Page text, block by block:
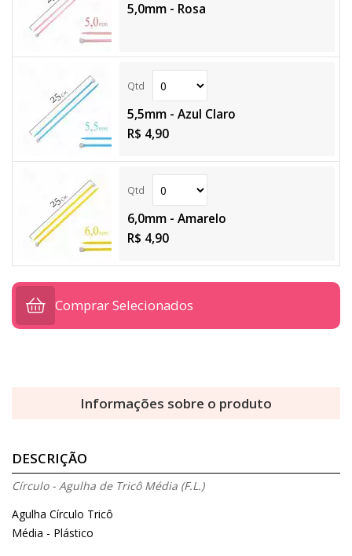
5,0mm - Rosa
5,5mm - Azul Claro
R$ 4,90
6,0mm - Amarelo
R$ 4,90
Comprar Selecionados
Informações sobre o produto
DESCRIÇÃO
Círculo - Agulha de Tricô Média (F.L.)
Agulha Círculo Tricô
Média - Plástico